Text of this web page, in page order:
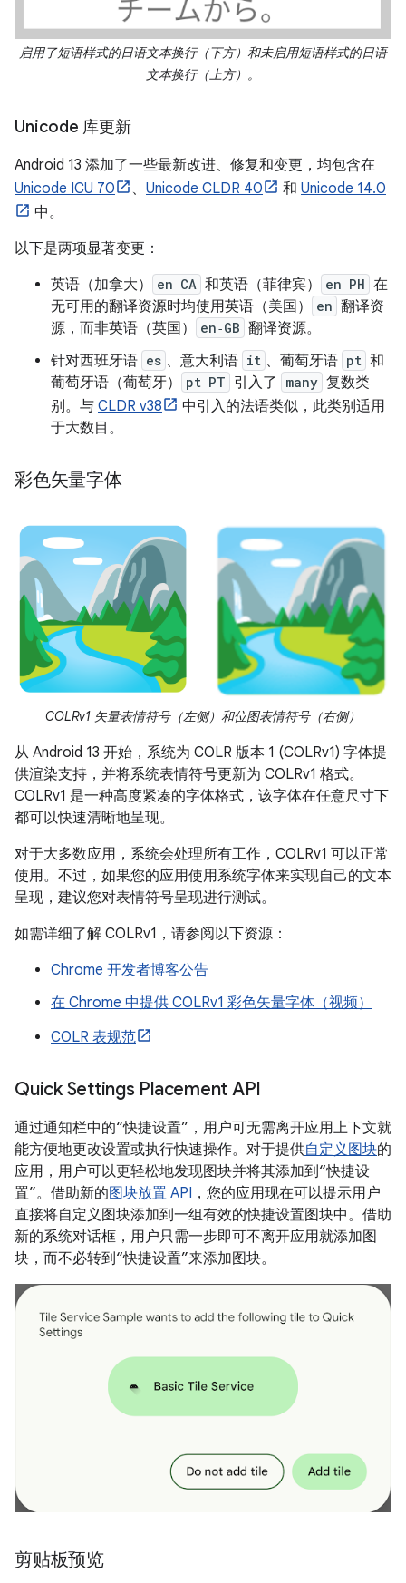
启用了短语样式的日语文本换行（下方）和未启用短语样式的日语
文本换行（上方）。
Unicode 库更新
Android 13 添加了一些最新改进、修复和变更，均包含在
Unicode ICU 70
、 Unicode CLDR 40 和 Unicode 14.0
中。
以下是两项显著变更：
英语（加拿大）
en‑CA 和英语（菲律宾） en‑PH 在
无可用的翻译资源时均使用英语（美国）
en 翻译资
源，而非英语（英国）
en‑GB 翻译资源。
针对西班牙语 es 、意大利语 it 、葡萄牙语 pt 和
葡萄牙语（葡萄牙）
pt‑PT 引入了 many 复数类
别。与 CLDR v38
中引入的法语类似，此类别适用
于大数目。
彩色矢量字体
COLRv1 矢量表情符号（左侧）和位图表情符号（右侧）
从 Android 13 开始，系统为 COLR 版本 1 (COLRv1) 字体提
供渲染支持，并将系统表情符号更新为 COLRv1 格式。
COLRv1 是一种高度紧凑的字体格式，该字体在任意尺寸下
都可以快速清晰地呈现。
对于大多数应用，系统会处理所有工作，COLRv1 可以正常
使用。不过，如果您的应用使用系统字体来实现自己的文本
呈现，建议您对表情符号呈现进行测试。
如需详细了解 COLRv1，请参阅以下资源：
Chrome 开发者博客公告
在 Chrome 中提供 COLRv1 彩色矢量字体（视频）
COLR 表规范
Quick Settings Placement API
通过通知栏中的“快捷设置”，用户可无需离开应用上下文就
能方便地更改设置或执行快速操作。对于提供自定义图块的
应用，用户可以更轻松地发现图块并将其添加到“快捷设
置”。借助新的图块放置 API ，您的应用现在可以提示用户
直接将自定义图块添加到一组有效的快捷设置图块中。借助
新的系统对话框，用户只需一步即可不离开应用就添加图
块，而不必转到“快捷设置”来添加图块。
剪贴板预览